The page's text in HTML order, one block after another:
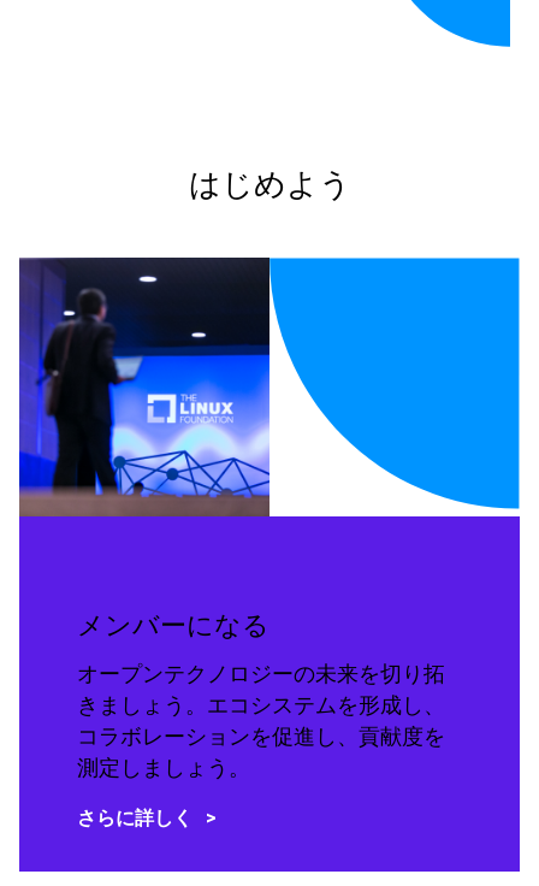
はじめよう
メンバーになる
オープンテクノロジーの未来を切り拓
きましょう。エコシステムを形成し、
コラボレーションを促進し、貢献度を
測定しましょう。
さらに詳しく